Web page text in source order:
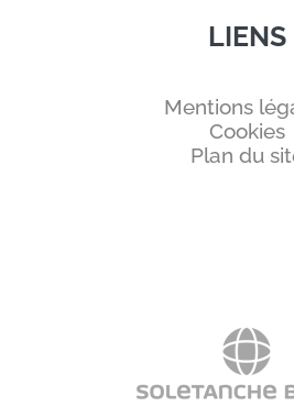
LIENS
Mentions
Cookies
Plan du